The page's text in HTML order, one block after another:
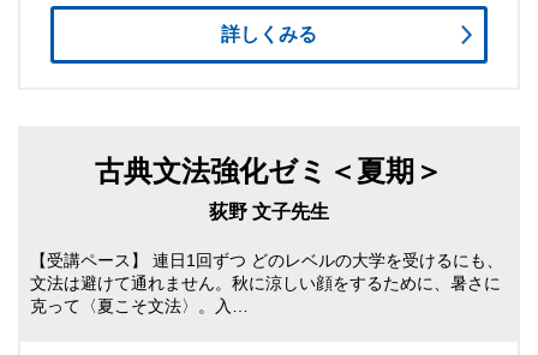
詳しくみる
古典文法強化ゼミ＜夏期＞
荻野 文子先生
【受講ペース】 連日1回ずつ どのレベルの大学を受けるにも、
文法は避けて通れません。秋に涼しい顔をするために、暑さに
克って〈夏こそ文法〉。入…